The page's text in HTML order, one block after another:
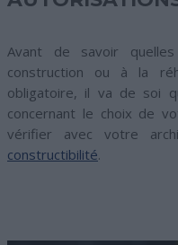
Avant de savoir
construction ou à la
obligatoire, il va de soi
concernant le choix de
vérifier avec votre
constructibilité.